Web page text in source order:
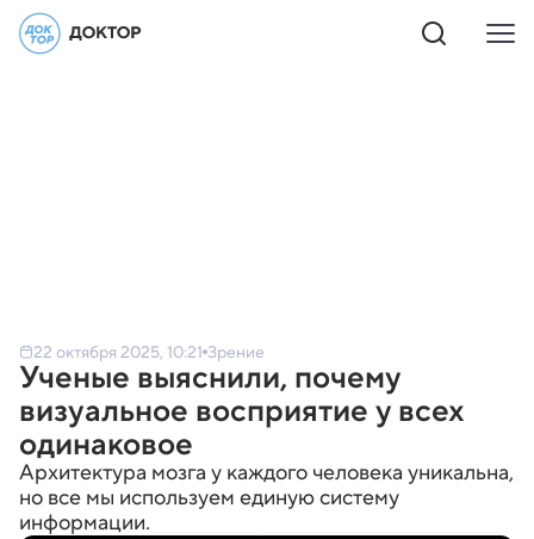
22 октября 2025, 10:21 Зрение
Ученые выяснили, почему
визуальное восприятие у всех
одинаковое
Архитектура мозга у каждого человека уникальна,
но все мы используем единую систему
информации.